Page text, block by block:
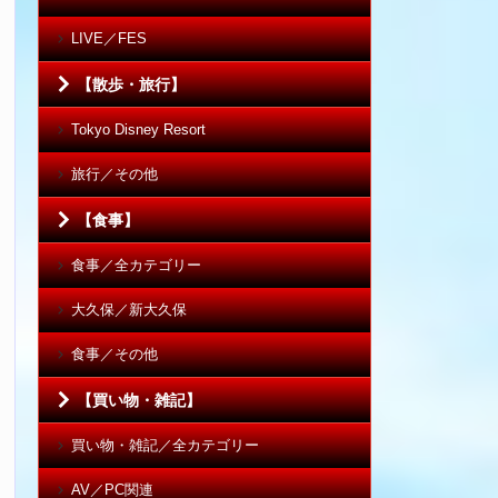
LIVE／FES
【散歩・旅行】
Tokyo Disney Resort
旅行／その他
【食事】
食事／全カテゴリー
大久保／新大久保
食事／その他
【買い物・雑記】
買い物・雑記／全カテゴリー
AV／PC関連